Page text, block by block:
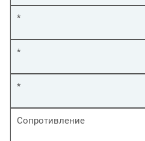
*
*
*
Сопротивление